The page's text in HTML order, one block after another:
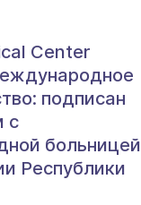
Center
подписан
с
больницей
Республики